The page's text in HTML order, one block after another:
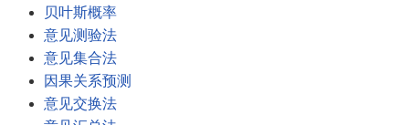
贝叶斯概率
意见测验法
意见集合法
因果关系预测
意见交换法